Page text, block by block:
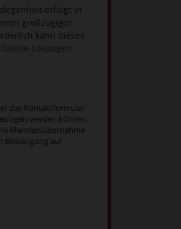
erfolgt in
großzügigen
kann dieses
Lösungen
das Kontaktformular
werden können,
Mandatsübernahme
Bestätigung auf